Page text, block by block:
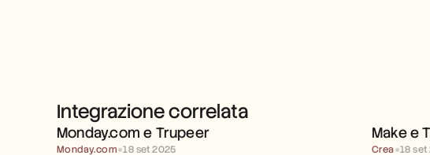
Integrazione correlata
MONDAY.COM E TRUPEER
Monday.com e Trupeer
Monday.com●18 set 2025
Make e
Crea●18 set